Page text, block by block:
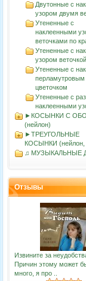
Двутонные с
узором двумя
Утененные с
наклеенными
веточками по
Утененные с
узором веточкой
Утененные с
перламутровым
цветочком
Утененные с
наклеенными
►КОСЫНКИ С
(нейлон)
►ТРЕУГОЛЬНЫЕ
КОСЫНКИ (нейлон,
♫ МУЗЫКАЛЬНЫЕ
Отзывы
Извините за
Причин этому может
много, я про ..